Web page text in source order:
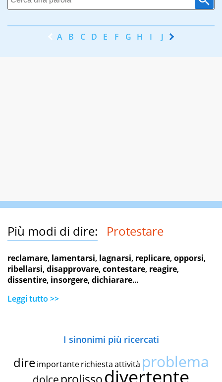
A B C D E F G H I J K
Più modi di dire: Protestare
reclamare, lamentarsi, lagnarsi, replicare,opporsi,
ribellarsi,disapprovare,contestare, reagire,
dissentire, insorgere,dichiarare...
Leggi tutto >>
I sinonimi più ricercati
dire importante richiestaattività problema
divertente